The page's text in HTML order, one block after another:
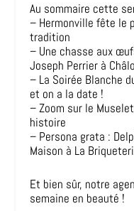
Au sommaire cette
– Hermonville fête le
tradition
– Une chasse aux
Joseph Perrier à
– La Soirée Blanche
et on a la date !
– Zoom sur le
histoire
– Persona grata :
Maison à La
Et bien sûr, notre
semaine en beauté !